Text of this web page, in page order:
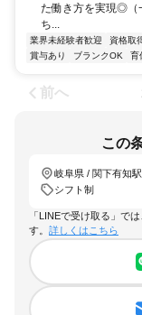
た働き方を実現◎（
ち...
業界未経験者歓迎 資格取
賞与あり
ブランクOK 育
前へ
この
岐阜県 / 関下有知駅
シフト制
「LINEで受け取る」で
す。 詳しくはこちら